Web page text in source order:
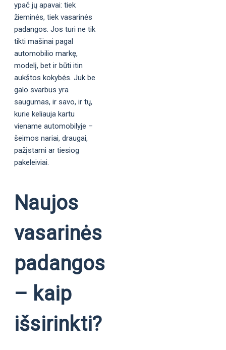
ypač jų apavai: tiek
žieminės, tiek vasarinės
padangos. Jos turi ne tik
tikti mašinai pagal
automobilio markę,
modelį, bet ir būti itin
aukštos kokybės. Juk be
galo svarbus yra
saugumas, ir savo, ir tų,
kurie keliauja kartu
viename automobilyje –
šeimos nariai, draugai,
pažįstami ar tiesiog
pakeleiviai.
Naujos
vasarinės
padangos
– kaip
išsirinkti?